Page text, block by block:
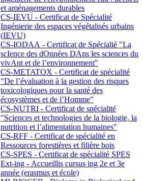
et aménagements durables
CS-IEVU - Certificat de Spécialité
Ingénierie des espaces végétalisés urbains
(IEVU)
CS-IODAA - Certificat de Spécialié "La
scIence des dOnnées DAns les sciences du
vivAnt et de l’environnement"
CS-METATOX - Certificat de spécialité
"De l’évaluation à la gestion des risques
toxicologiques pour la santé des
écosystèmes et de l’Homme"
CS-NUTRI - Certificat de spécialité
"Sciences et technologies de la biologie, la
nutrition et l’alimentation humaines"
CS-RFF - Certificat de spécialité en
Ressources forestières et filière bois
CS-SPES - Certificat de spécialité SPES
Ext-ing - Accueillis cursus ing 2e et 3e
année (erasmus et école)